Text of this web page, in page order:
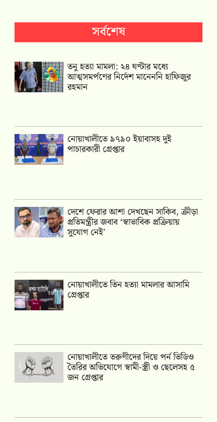
সর্বশেষ
তনু হত্যা মামলা: ২৪ ঘণ্টার মধ্যে
আত্মসমর্পণের নির্দেশ মানেননি হাফিজুর
রহমান
নোয়াখালীতে ৯৭৯০ ইয়াবাসহ দুই
পাচারকারী গ্রেপ্তার
দেশে ফেরার আশা দেখছেন সাকিব, ক্রীড়া
প্রতিমন্ত্রীর জবাব ‘স্বাভাবিক প্রক্রিয়ায়
সুযোগ নেই’
নোয়াখালীতে তিন হত্যা মামলার আসামি
গ্রেপ্তার
নোয়াখালীতে তরুণীদের দিয়ে পর্ন ভিডিও
তৈরির অভিযোগে স্বামী-স্ত্রী ও ছেলেসহ ৫
জন গ্রেপ্তার